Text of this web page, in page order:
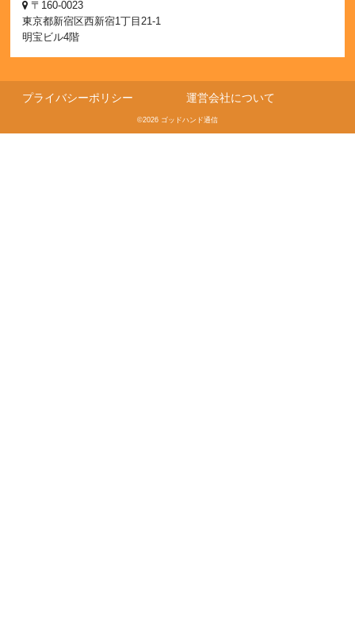
〒160-0023
東京都新宿区西新宿1丁目21-1
明宝ビル4階
プライバシーポリシー 運営会社について
©2026 ゴッドハンド通信